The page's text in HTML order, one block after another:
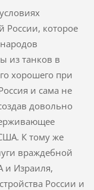
России, которое
из танков в
хорошего при
и сама не
довольно
К тому же
враждебной
и Израиля,
России и